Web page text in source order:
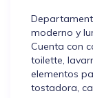
moderno y
Cuenta con
toilette,
elementos
tostadora,